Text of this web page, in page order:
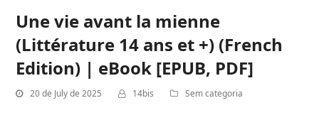
Une vie avant la mienne
(Littérature 14 ans et +) (French
Edition) | eBook [EPUB, PDF]
20 de July de 2025 14bis Sem categoria